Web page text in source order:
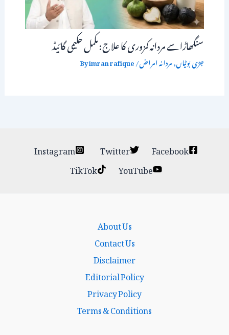
سنگھاڑا سے مردانہ کمزوری کا علاج: مکمل حکیمی گائیڈ
جڑی بوٹیاں,مردانہ امراض/ By
imran rafique
Facebook
Twitter
Instagram
YouTube
TikTok
About Us
Contact Us
Disclaimer
Editorial Policy
Privacy Policy
Terms & Conditions